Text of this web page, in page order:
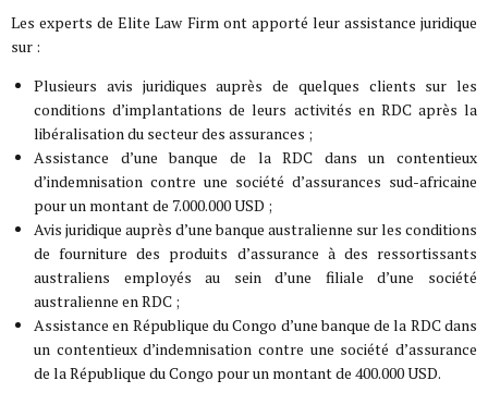
Les experts de Elite Law Firm ont apporté leur assistance juridique
sur :
Plusieurs avis juridiques auprès de quelques clients sur les
conditions d’implantations de leurs activités en RDC après la
libéralisation du secteur des assurances ;
Assistance d’une banque de la RDC dans un contentieux
d’indemnisation contre une société d’assurances sud-africaine
pour un montant de 7.000.000 USD ;
Avis juridique auprès d’une banque australienne sur les conditions
de fourniture des produits d’assurance à des ressortissants
australiens employés au sein d’une filiale d’une société
australienne en RDC ;
Assistance en République du Congo d’une banque de la RDC dans
un contentieux d’indemnisation contre une société d’assurance
de la République du Congo pour un montant de 400.000 USD.